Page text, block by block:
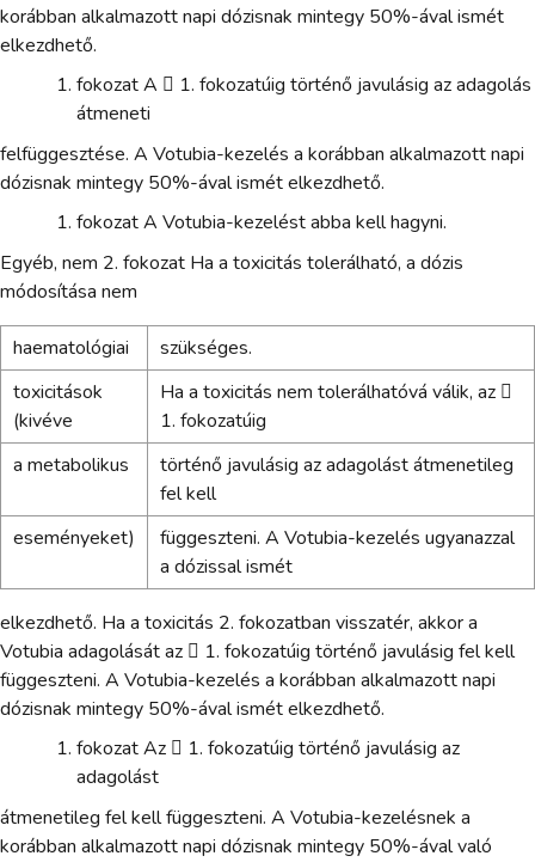
korábban alkalmazott napi dózisnak mintegy 50%-ával ismét
elkezdhető.
fokozat A  1. fokozatúig történő javulásig az adagolás
átmeneti
felfüggesztése. A Votubia-kezelés a korábban alkalmazott napi
dózisnak mintegy 50%-ával ismét elkezdhető.
fokozat A Votubia-kezelést abba kell hagyni.
Egyéb, nem 2. fokozat Ha a toxicitás tolerálható, a dózis
módosítása nem
haematológiai
szükséges.
toxicitások
(kivéve
Ha a toxicitás nem tolerálhatóvá válik, az 
1. fokozatúig
a metabolikus
történő javulásig az adagolást átmenetileg
fel kell
eseményeket)
függeszteni. A Votubia-kezelés ugyanazzal
a dózissal ismét
elkezdhető. Ha a toxicitás 2. fokozatban visszatér, akkor a
Votubia adagolását az  1. fokozatúig történő javulásig fel kell
függeszteni. A Votubia-kezelés a korábban alkalmazott napi
dózisnak mintegy 50%-ával ismét elkezdhető.
fokozat Az  1. fokozatúig történő javulásig az
adagolást
átmenetileg fel kell függeszteni. A Votubia-kezelésnek a
korábban alkalmazott napi dózisnak mintegy 50%-ával való